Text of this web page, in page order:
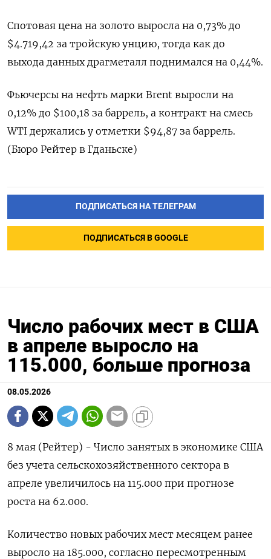
Спотовая цена на золото выросла на 0,73% до
$4.719,42 за тройскую унцию, тогда как до ​
выхода данных ⁠драгметалл поднимался на 0,44%.
Фьючерсы на нефть марки Brent ‌выросли на
0,12% до $100,18 за ‌баррель, а контракт на смесь ​
WTI держались у отметки $94,87 за баррель.
(Бюро ‌Рейтер в Гданьске)
ПОДПИСАТЬСЯ НА ТЕЛЕГРАМ
ПОДПИСАТЬСЯ В GOOGLE
Число рабочих мест в США
в апреле выросло на
115.000, больше прогноза
08.05.2026
8 мая (Рейтер) - Число занятых в экономике ‌США
без учета сельскохозяйственного сектора в
апреле ​увеличилось ​на 115.000 при ​прогнозе
⁠роста ‌на 62.000.
Количество ‌новых рабочих мест месяцем ​ранее
выросло ‌на 185.000, согласно ​пересмотренным